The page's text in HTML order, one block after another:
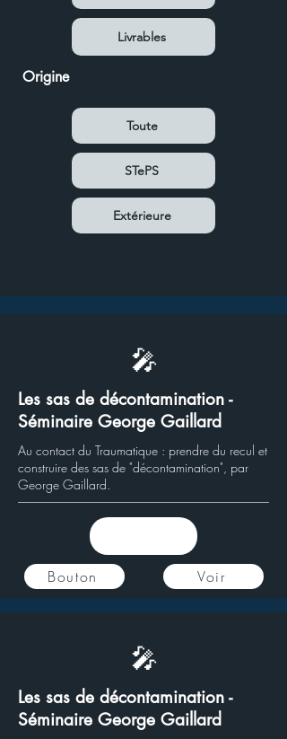
Livrables
Origine
Toute
STePS
Extérieure
🎤
Les sas de décontamination -
Séminaire George Gaillard
Au contact du Traumatique : prendre du recul et
construire des sas de "décontamination", par
George Gaillard.
Bouton Voir
🎤
Les sas de décontamination -
Séminaire George Gaillard